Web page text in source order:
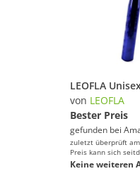
von LEOFLA
Bester Preis
gefunden bei
zuletzt überprüft
Preis kann sich
Keine weiteren